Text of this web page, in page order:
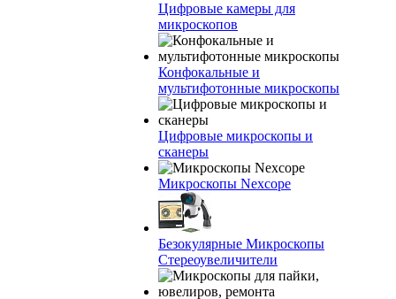
Цифровые камеры для
микроскопов
Конфокальные и
мультифотонные микроскопы
Цифровые микроскопы и
сканеры
Микроскопы Nexcope
Безокулярные Микроскопы
Стереоувеличители